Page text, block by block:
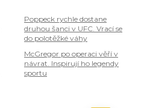
Poppeck rychle dostane
druhou šanci v UFC. Vrací se
do polotěžké váhy
McGregor po operaci věří v
návrat. Inspirují ho legendy
sportu